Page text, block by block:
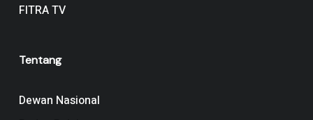
FITRA TV
Tentang
Dewan Nasional